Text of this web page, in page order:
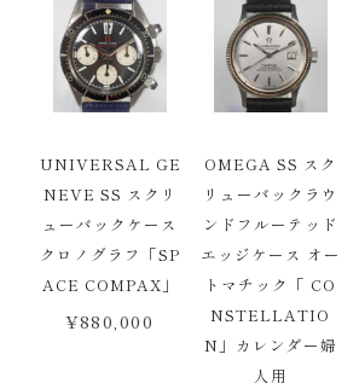
UNIVERSAL GE
NEVE SS スクリ
ューバックケース
クロノグラフ「SP
ACE COMPAX」
¥880,000
OMEGA SS スク
リューバックラウ
ンドフルーテッド
エッジケース オー
トマチック「 CO
NSTELLATIO
N」カレンダー婦
人用